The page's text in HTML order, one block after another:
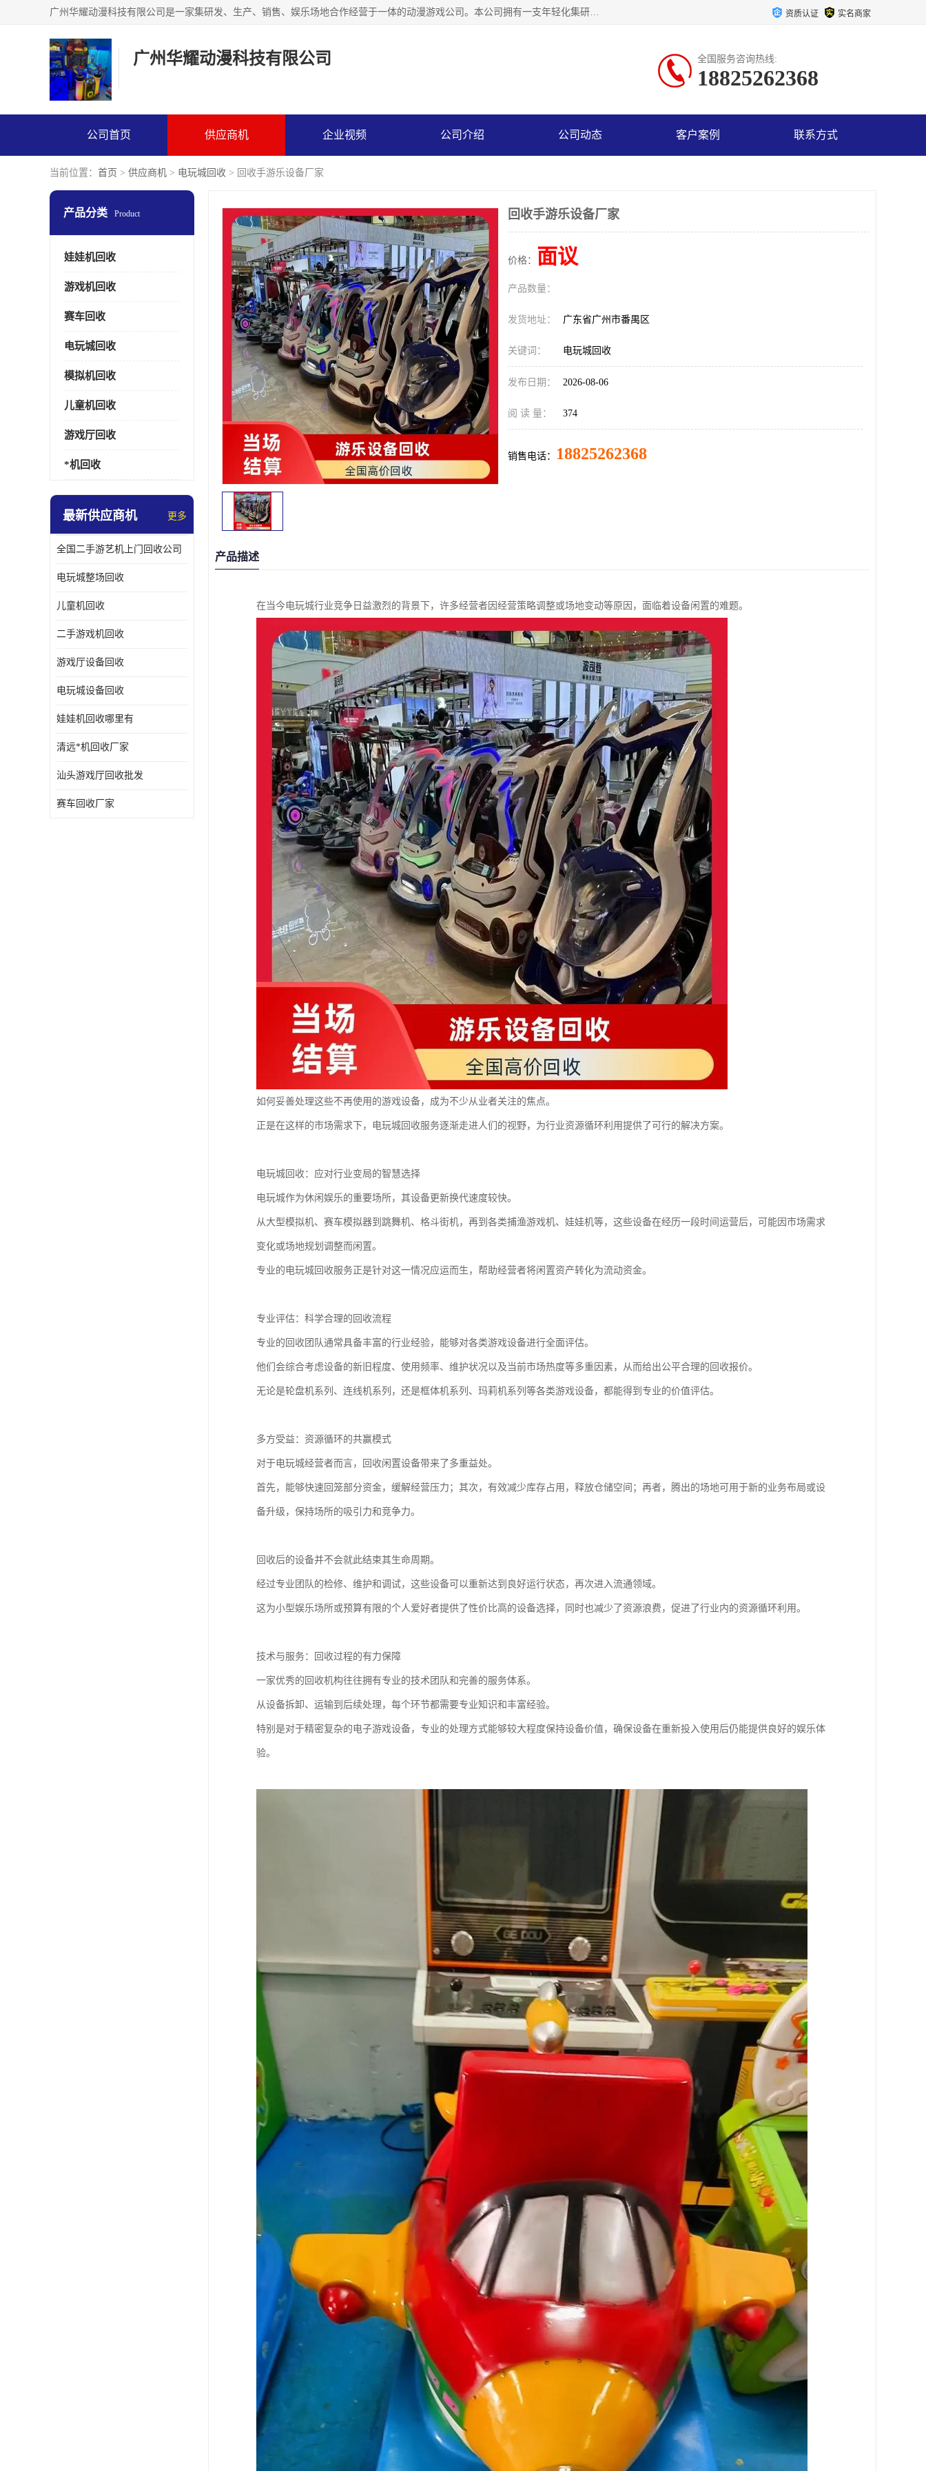
广州华耀动漫科技有限公司是一家集研发、生产、销售、娱乐场地合作经营于一体的动漫游戏公司。本公司拥有一支年轻化集研发生产到售后服务的队伍，及时地为客户提供、赚钱的产品。本公司以雄厚的实力、合理的价格、优良的服务与多家企业建立了长期的合作关系。热诚欢迎各界前来参观、考察、洽谈业务。目前公司经营的产品有：各种捕渔游戏机系列，大型模拟机系列、轮盘机系列、连线机系列、框体机系列、玛莉机系列等。 资质认证 实名商家
广州华耀动漫科技有限公司 全国服务咨询热线:
18825262368
公司首页 供应商机 企业视频 公司介绍 公司动态 客户案例 联系方式
当前位置： 首页 > 供应商机 > 电玩城回收 > 回收手游乐设备厂家
产品分类 Product
娃娃机回收
游戏机回收
赛车回收
电玩城回收
模拟机回收
儿童机回收
游戏厅回收
*机回收
最新供应商机 更多
全国二手游艺机上门回收公司
电玩城整场回收
儿童机回收
二手游戏机回收
游戏厅设备回收
电玩城设备回收
娃娃机回收哪里有
清远*机回收厂家
汕头游戏厅回收批发
赛车回收厂家
回收手游乐设备厂家
价格： 面议
产品数量：
发货地址： 广东省广州市番禺区
关键词： 电玩城回收
发布日期： 2026-08-06
阅 读 量： 374
销售电话： 18825262368
产品描述
在当今电玩城行业竞争日益激烈的背景下，许多经营者因经营策略调整或场地变动等原因，面临着设备闲置的难题。
如何妥善处理这些不再使用的游戏设备，成为不少从业者关注的焦点。
正是在这样的市场需求下，电玩城回收服务逐渐走进人们的视野，为行业资源循环利用提供了可行的解决方案。
电玩城回收：应对行业变局的智慧选择
电玩城作为休闲娱乐的重要场所，其设备更新换代速度较快。
从大型模拟机、赛车模拟器到跳舞机、格斗街机，再到各类捕渔游戏机、娃娃机等，这些设备在经历一段时间运营后，可能因市场需求
变化或场地规划调整而闲置。
专业的电玩城回收服务正是针对这一情况应运而生，帮助经营者将闲置资产转化为流动资金。
专业评估：科学合理的回收流程
专业的回收团队通常具备丰富的行业经验，能够对各类游戏设备进行全面评估。
他们会综合考虑设备的新旧程度、使用频率、维护状况以及当前市场热度等多重因素，从而给出公平合理的回收报价。
无论是轮盘机系列、连线机系列，还是框体机系列、玛莉机系列等各类游戏设备，都能得到专业的价值评估。
多方受益：资源循环的共赢模式
对于电玩城经营者而言，回收闲置设备带来了多重益处。
首先，能够快速回笼部分资金，缓解经营压力；其次，有效减少库存占用，释放仓储空间；再者，腾出的场地可用于新的业务布局或设
备升级，保持场所的吸引力和竞争力。
回收后的设备并不会就此结束其生命周期。
经过专业团队的检修、维护和调试，这些设备可以重新达到良好运行状态，再次进入流通领域。
这为小型娱乐场所或预算有限的个人爱好者提供了性价比高的设备选择，同时也减少了资源浪费，促进了行业内的资源循环利用。
技术与服务：回收过程的有力保障
一家优秀的回收机构往往拥有专业的技术团队和完善的服务体系。
从设备拆卸、运输到后续处理，每个环节都需要专业知识和丰富经验。
特别是对于精密复杂的电子游戏设备，专业的处理方式能够较大程度保持设备价值，确保设备在重新投入使用后仍能提供良好的娱乐体
验。